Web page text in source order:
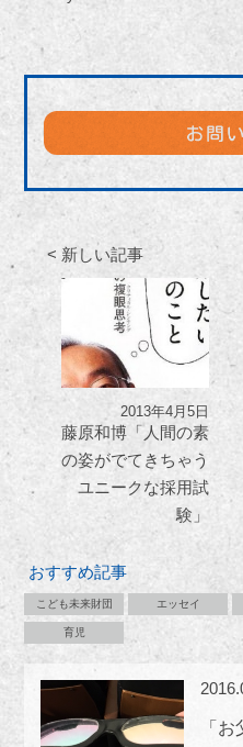
< 新しい記事
2013年4月5日
藤原和博「人間の素
の姿がでてきちゃう
ユニークな採用試
験」
おすすめ記事
こども未来財団 エッセイ
育児
「